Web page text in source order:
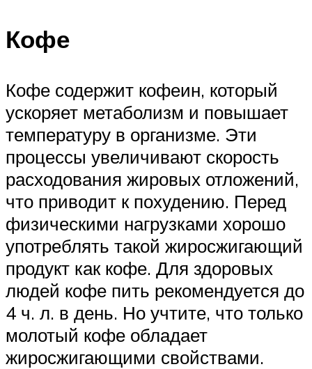
Кофе
Кофе содержит кофеин, который
ускоряет метаболизм и повышает
температуру в организме. Эти
процессы увеличивают скорость
расходования жировых отложений,
что приводит к похудению. Перед
физическими нагрузками хорошо
употреблять такой жиросжигающий
продукт как кофе. Для здоровых
людей кофе пить рекомендуется до
4 ч. л. в день. Но учтите, что только
молотый кофе обладает
жиросжигающими свойствами.